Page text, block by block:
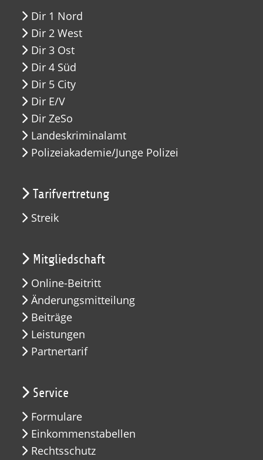
Dir 1 Nord
Dir 2 West
Dir 3 Ost
Dir 4 Süd
Dir 5 City
Dir E/V
Dir ZeSo
Landeskriminalamt
Polizeiakademie/Junge Polizei
Tarifvertretung
Streik
Mitgliedschaft
Online-Beitritt
Änderungsmitteilung
Beiträge
Leistungen
Partnertarif
Service
Formulare
Einkommenstabellen
Rechtsschutz